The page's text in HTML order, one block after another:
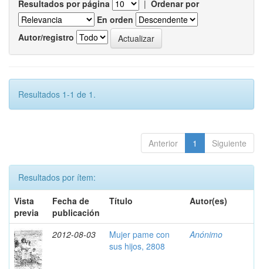
Resultados por página | Ordenar por
En orden
Autor/registro
Resultados 1-1 de 1.
Anterior 1 Siguiente
Resultados por ítem:
Vista
previa
Fecha de
publicación
Título Autor(es)
2012-08-03
Mujer pame con
sus hijos, 2808
Anónimo